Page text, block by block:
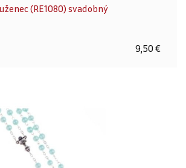
(RE1080) svadobný
9,50 €